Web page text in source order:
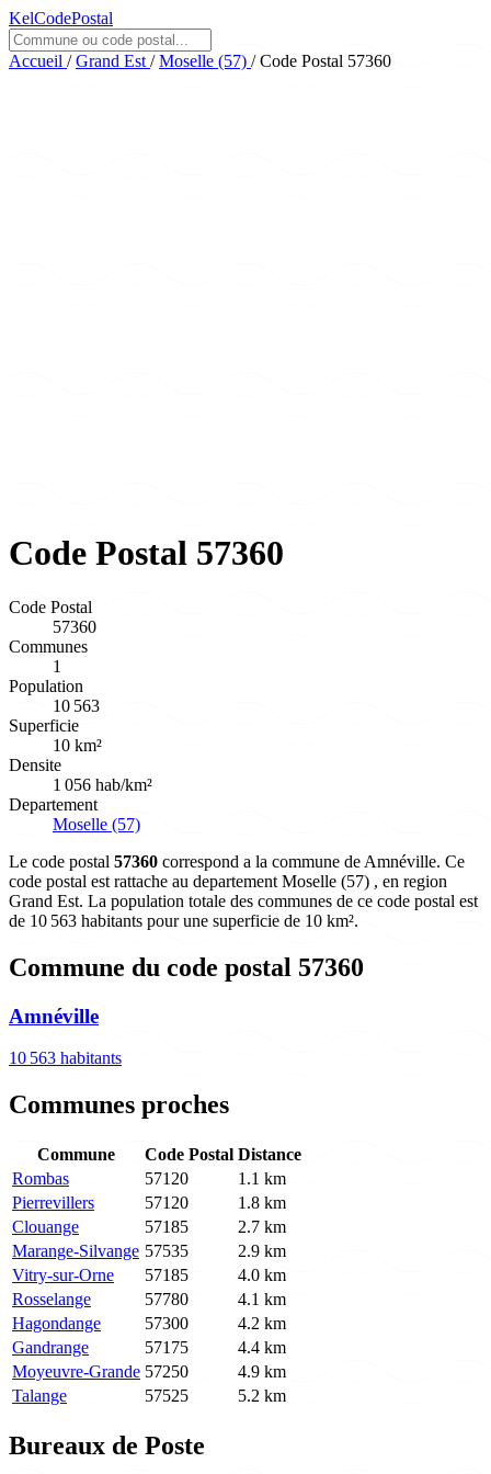
KelCodePostal
Accueil / Grand Est / Moselle (57) / Code Postal 57360
Code Postal 57360
Code Postal
57360
Communes
1
Population
10 563
Superficie
10 km²
Densite
1 056 hab/km²
Departement
Moselle (57)
Le code postal 57360 correspond a la commune de Amnéville. Ce
code postal est rattache au departement Moselle (57) , en region
Grand Est. La population totale des communes de ce code postal est
de 10 563 habitants pour une superficie de 10 km².
Commune du code postal 57360
Amnéville
10 563 habitants
Communes proches
Commune Code Postal Distance
Rombas
57120
1.1 km
Pierrevillers
57120
1.8 km
Clouange
57185
2.7 km
Marange-Silvange 57535
2.9 km
Vitry-sur-Orne
57185
4.0 km
Rosselange
57780
4.1 km
Hagondange
57300
4.2 km
Gandrange
57175
4.4 km
Moyeuvre-Grande 57250
4.9 km
Talange
57525 5.2 km
Bureaux de Poste